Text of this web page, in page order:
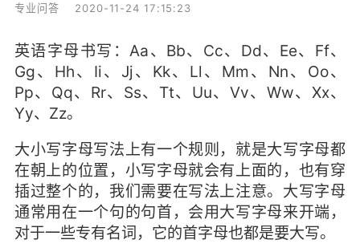
专业问答 2020-11-24 17:15:23
英语字母书写：Aa、Bb、Cc、Dd、Ee、Ff、
Gg、Hh、Ii、Jj、Kk、Ll、Mm、Nn、Oo、
Pp、Qq、Rr、Ss、Tt、Uu、Vv、Ww、Xx、
Yy、Zz。
大小写字母写法上有一个规则，就是大写字母都
在朝上的位置，小写字母就会有上面的，也有穿
插过整个的，我们需要在写法上注意。大写字母
通常用在一个句的句首，会用大写字母来开端，
对于一些专有名词，它的首字母也都是要大写。